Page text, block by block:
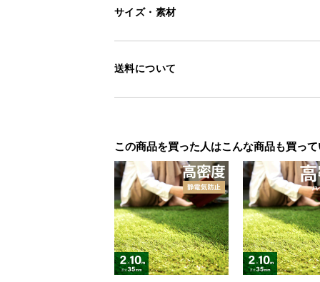
サイズ・素材
送料について
この商品を買った人はこんな商品も買っ